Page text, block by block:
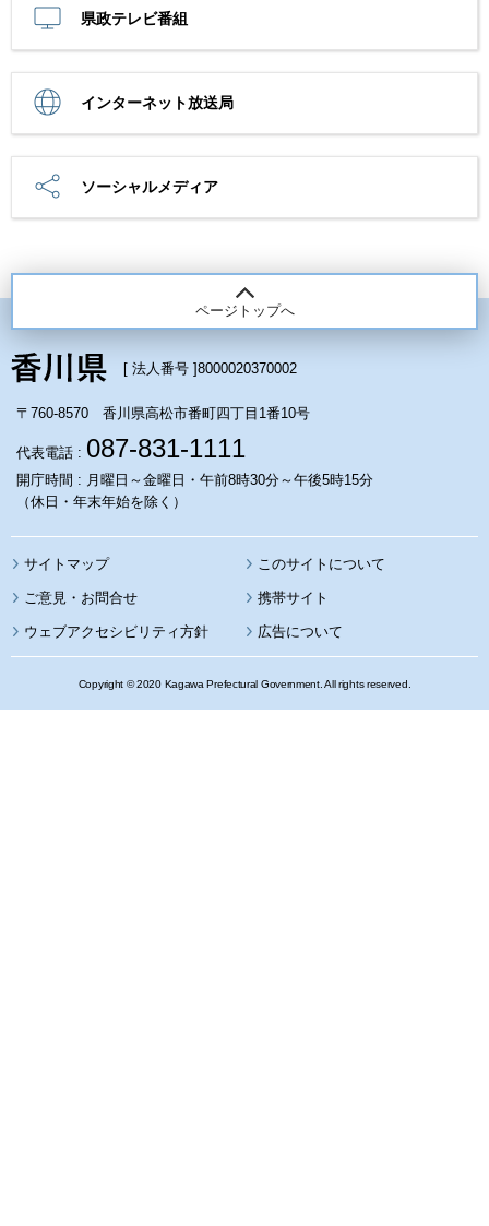
県政テレビ番組
インターネット放送局
ソーシャルメディア
ページトップへ
[ 法人番号 ]8000020370002
〒760-8570 香川県高松市番町四丁目1番10号
代表電話 : 087-831-1111
開庁時間 : 月曜日～金曜日・午前8時30分～午後5時15分
（休日・年末年始を除く）
サイトマップ このサイトについて
携帯サイト
ウェブアクセシビリティ方針 広告について
Copyright © 2020 Kagawa Prefectural Government. All rights reserved.